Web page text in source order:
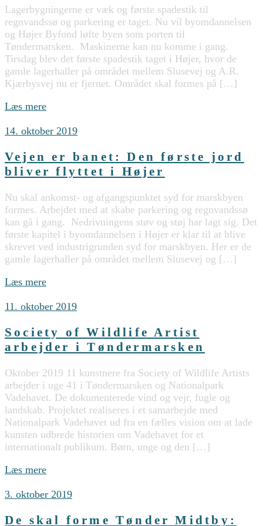
Lagerbygningerne er væk og første spadestik til
regnvandssø og parkering er taget. Nu vil byomdannelsen
og Højer Byfond løfte byen som porten til
Tøndermarsken. Maskinerne kan nu komme i gang.
Tirsdag blev det første spadestik taget i Højer, hvor de
gamle lagerhaller på området mellem Slusevej og A.R.
Kjærbysvej nu er fjernet. Området skal formes på […]
Læs mere
14. oktober 2019
Vejen er banet: Den første jord
bliver flyttet i Højer
Nu skal ankomst- og afgangspunktet syd for marskbyen
formes. Arbejdet med at skabe parkering og regnvandssø
kan gå i gang. Nedrivningens støv og støj har lagt sig. Det
første kapitel i byomdannelsen i Højer er klar til at blive
skrevet ved industrigrunden syd for marskbyen. Her er de
gamle lagerhaller på området mellem Slusevej og […]
Læs mere
11. oktober 2019
Society of Wildlife Artist
arbejder i Tøndermarsken
Oktober 2019 11 kunstnere fra Society of Wildlife Artists
arbejder i uge 41 i Tøndermarsken og Nationalpark
Vadehavet. De dokumenterede vind og vejr, fugle og
landskab. Projektet realiseres i et samarbejde med
Nationalpark Vadehavet ud fra en fælles vision om at lade
kunsten udbrede historien om Vadehavet for et
internationalt publikum. Børn, unge og den […]
Læs mere
3. oktober 2019
De skal forme Tønder Midtby: